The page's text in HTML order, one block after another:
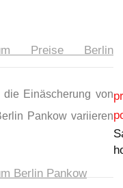
Preise Berlin
Einäscherung von
Pankow variieren
Berlin Pankow